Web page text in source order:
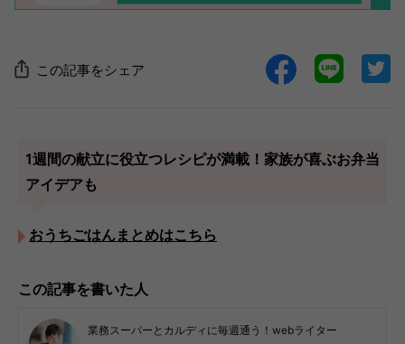
この記事をシェア
1週間の献立に役立つレシピが満載！家族が喜ぶお弁当
アイデアも
おうちごはんまとめはこちら
この記事を書いた人
業務スーパーとカルディに毎週通う！webライター